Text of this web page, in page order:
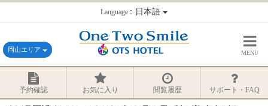
Language：日本語
岡山エリア MENU
予約確認 お気に入り 閲覧履歴 サポート・FAQ